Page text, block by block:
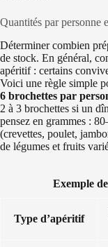
Quantités par personne
Déterminer combien
de stock. En général,
apéritif : certains
Voici une règle simple
6 brochettes par
2 à 3 brochettes si un
pensez en grammes :
(crevettes, poulet,
de légumes et fruits
Exemple
Type d’apéritif